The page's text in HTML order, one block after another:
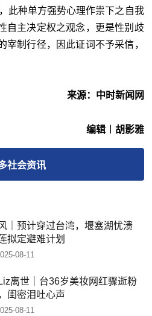
，此种单方强势心理作祟下之自我
自主决定权之观念，更是性别歧
宰制行径，因此证词不予采信，
来源：中时新闻网
编辑︱胡影雅
社会资讯
｜预计穿过台湾，堰塞湖忧溃
拟定避难计划
08-11
离世｜台36岁美妆网红骤逝粉
闺密泪吐心声
08-11